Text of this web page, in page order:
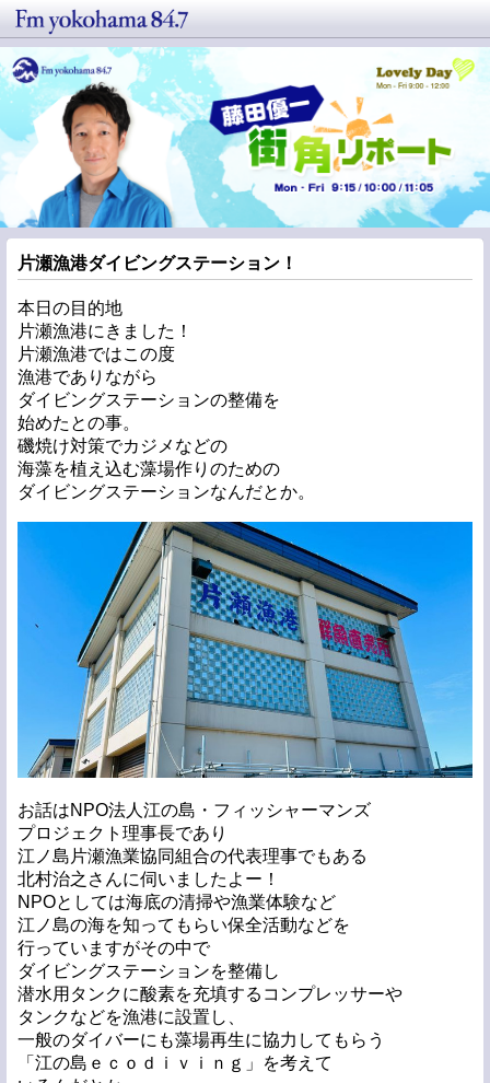
片瀬漁港ダイビングステーション！
本日の目的地
片瀬漁港にきました！
片瀬漁港ではこの度
漁港でありながら
ダイビングステーションの整備を
始めたとの事。
磯焼け対策でカジメなどの
海藻を植え込む藻場作りのための
ダイビングステーションなんだとか。
お話はNPO法人江の島・フィッシャーマンズ
プロジェクト理事長であり
江ノ島片瀬漁業協同組合の代表理事でもある
北村治之さんに伺いましたよー！
NPOとしては海底の清掃や漁業体験など
江ノ島の海を知ってもらい保全活動などを
行っていますがその中で
ダイビングステーションを整備し
潜水用タンクに酸素を充填するコンプレッサーや
タンクなどを漁港に設置し、
一般のダイバーにも藻場再生に協力してもらう
「江の島ｅｃｏｄｉｖｉｎｇ」を考えて